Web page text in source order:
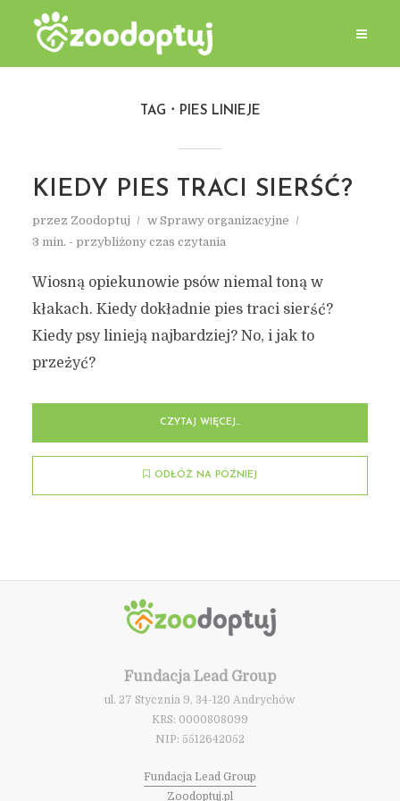
TAG PIES LINIEJE
KIEDY PIES TRACI SIERŚĆ?
przez Zoodoptuj w Sprawy organizacyjne
3 min. - przybliżony czas czytania
Wiosną opiekunowie psów niemal toną w
kłakach. Kiedy dokładnie pies traci sierść?
Kiedy psy linieją najbardziej? No, i jak to
przeżyć?
CZYTAJ WIĘCEJ...
ODŁÓŻ NA PÓŹNIEJ
Fundacja Lead Group
ul. 27 Stycznia 9, 34-120 Andrychów
KRS: 0000808099
NIP: 5512642052
Fundacja Lead Group
Zoodoptuj.pl